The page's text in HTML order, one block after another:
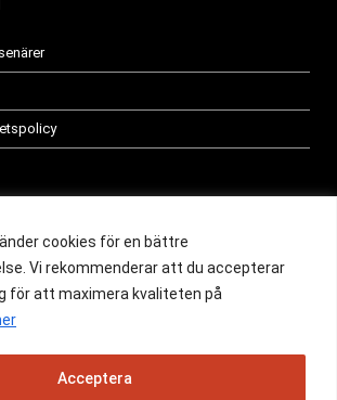
cookies för en bättre
Vi rekommenderar att du accepterar
för att maximera kvaliteten på
Acceptera